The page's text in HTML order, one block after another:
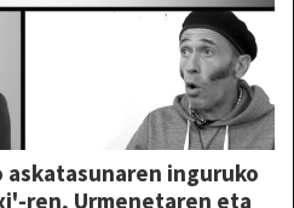
inguruko
ren, Urmenetaren eta